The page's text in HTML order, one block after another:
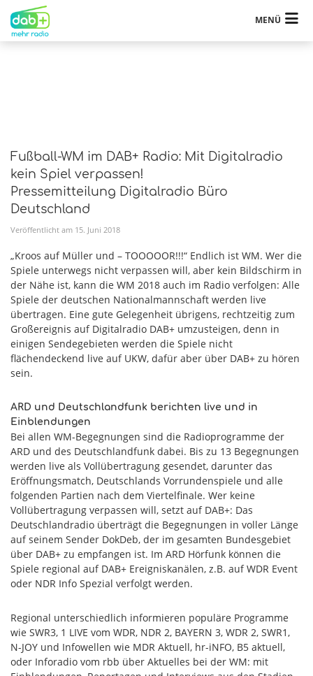
MENÜ
Fußball-WM im DAB+ Radio: Mit Digitalradio
kein Spiel verpassen!
Pressemitteilung Digitalradio Büro
Deutschland
Veröffentlicht am 15. Juni 2018
„Kroos auf Müller und – TOOOOOR!!!“ Endlich ist WM. Wer die
Spiele unterwegs nicht verpassen will, aber kein Bildschirm in
der Nähe ist, kann die WM 2018 auch im Radio verfolgen: Alle
Spiele der deutschen Nationalmannschaft werden live
übertragen. Eine gute Gelegenheit übrigens, rechtzeitig zum
Großereignis auf Digitalradio DAB+ umzusteigen, denn in
einigen Sendegebieten werden die Spiele nicht
flächendeckend live auf UKW, dafür aber über DAB+ zu hören
sein.
ARD und Deutschlandfunk berichten live und in
Einblendungen
Bei allen WM-Begegnungen sind die Radioprogramme der
ARD und des Deutschlandfunk dabei. Bis zu 13 Begegnungen
werden live als Vollübertragung gesendet, darunter das
Eröffnungsmatch, Deutschlands Vorrundenspiele und alle
folgenden Partien nach dem Viertelfinale. Wer keine
Vollübertragung verpassen will, setzt auf DAB+: Das
Deutschlandradio überträgt die Begegnungen in voller Länge
auf seinem Sender DokDeb, der im gesamten Bundesgebiet
über DAB+ zu empfangen ist. Im ARD Hörfunk können die
Spiele regional auf DAB+ Ereigniskanälen, z.B. auf WDR Event
oder NDR Info Spezial verfolgt werden.
Regional unterschiedlich informieren populäre Programme
wie SWR3, 1 LIVE vom WDR, NDR 2, BAYERN 3, WDR 2, SWR1,
N-JOY und Infowellen wie MDR Aktuell, hr-iNFO, B5 aktuell,
oder Inforadio vom rbb über Aktuelles bei der WM: mit